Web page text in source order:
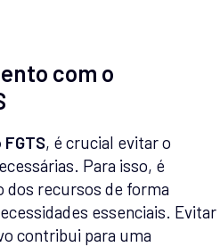
com o
, é crucial evitar o
Para isso, é
dos recursos de forma
essenciais. Evitar
contribui para uma